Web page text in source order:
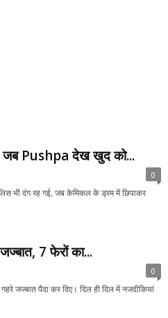
जब Pushpa देख खुद को...
0
भी दंग रह गई, जब केमिकल के ड्रम में छिपाकर
7 फेरों का...
0
जज्बात पैदा कर दिए। दिल ही दिल में नजदीकियां